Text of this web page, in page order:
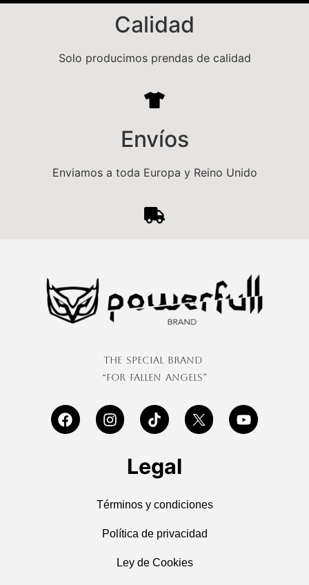
Calidad
Solo producimos prendas de calidad
Envíos
Enviamos a toda Europa y Reino Unido
Legal
Términos y condiciones
Política de privacidad
Ley de Cookies
The Special Brand
“For Fallen Angels”